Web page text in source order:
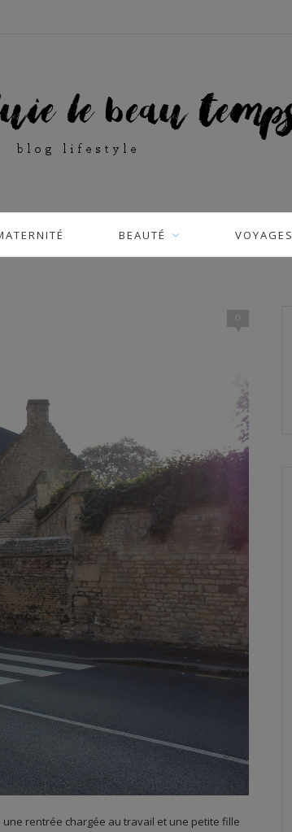
BEAUTÉ VOYAGES
0
une rentrée chargée au travail et une petite fille